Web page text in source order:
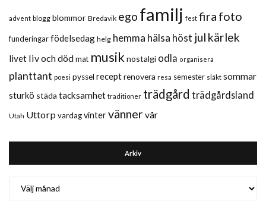
advent blogg blommor Bredavik ego familj fest fira foto
funderingarfödelsedag helg hemma hälsa höst jul kärlek
livet liv och dödmat musik nostalgi odla organisera
planttant poesi pyssel receptrenovera resa semester släkt sommar
sturkö städa tacksamhet traditioner trädgård trädgårdsland
Utah Uttorp vardagvintervänner vår
Arkiv